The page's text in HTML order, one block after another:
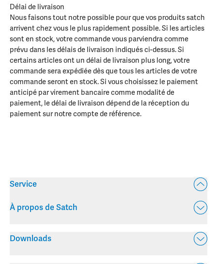
Délai de livraison
Nous faisons tout notre possible pour que vos produits satch
arrivent chez vous le plus rapidement possible. Si les articles
sont en stock, votre commande vous parviendra comme
prévu dans les délais de livraison indiqués ci-dessus. Si
certains articles ont un délai de livraison plus long, votre
commande sera expédiée dès que tous les articles de votre
commande seront en stock. Si vous choisissez le paiement
anticipé par virement bancaire comme modalité de
paiement, le délai de livraison dépend de la réception du
paiement sur notre compte de référence.
Service
À propos de Satch
Downloads